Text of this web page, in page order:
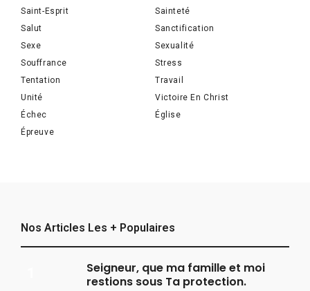
Saint-Esprit
Sainteté
Salut
Sanctification
Sexe
Sexualité
Souffrance
Stress
Tentation
Travail
Unité
Victoire En Christ
Échec
Église
Épreuve
Nos Articles Les + Populaires
Seigneur, que ma famille et moi
restions sous Ta protection.